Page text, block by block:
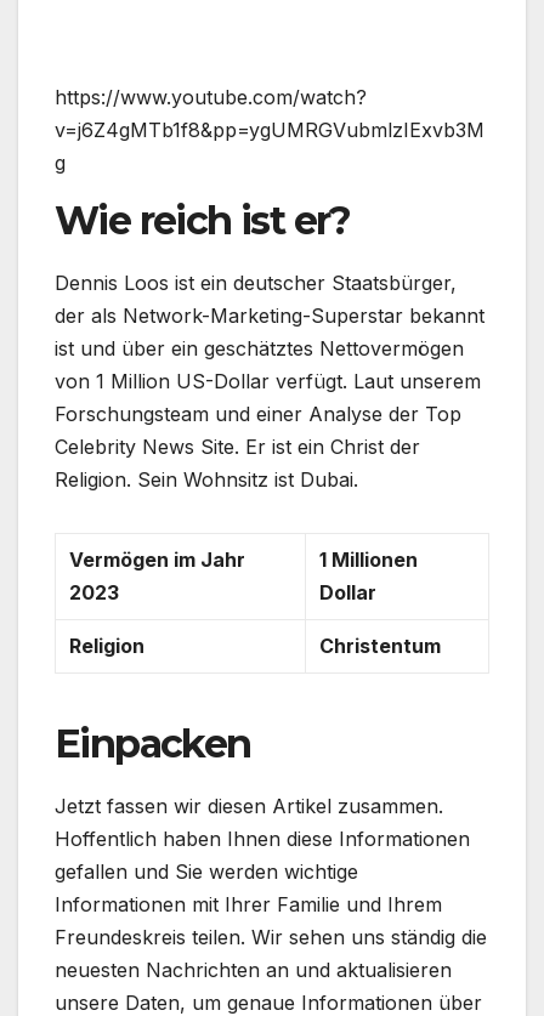
https://www.youtube.com/watch?
v=j6Z4gMTb1f8&pp=ygUMRGVubmlzIExvb3M
g
Wie reich ist er?
Dennis Loos ist ein deutscher Staatsbürger,
der als Network-Marketing-Superstar bekannt
ist und über ein geschätztes Nettovermögen
von 1 Million US-Dollar verfügt. Laut unserem
Forschungsteam und einer Analyse der Top
Celebrity News Site. Er ist ein Christ der
Religion. Sein Wohnsitz ist Dubai.
Vermögen im Jahr
2023
1 Millionen
Dollar
Religion Christentum
Einpacken
Jetzt fassen wir diesen Artikel zusammen.
Hoffentlich haben Ihnen diese Informationen
gefallen und Sie werden wichtige
Informationen mit Ihrer Familie und Ihrem
Freundeskreis teilen. Wir sehen uns ständig die
neuesten Nachrichten an und aktualisieren
unsere Daten, um genaue Informationen über